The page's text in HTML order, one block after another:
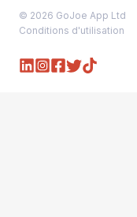
© 2026 GoJoe App Ltd
Conditions d'utilisation